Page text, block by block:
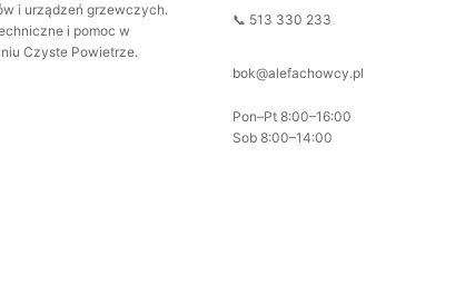
i urządzeń grzewczych.
i pomoc w
Czyste Powietrze.
📞 513 330 233
bok@alefachowcy.pl
Pon–Pt 8:00–16:00
Sob 8:00–14:00